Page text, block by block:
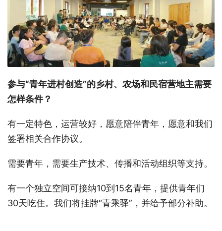
参与“青年进村创造”的乡村、农场和民宿营地主需要
怎样条件？
有一定特色，运营较好，愿意陪伴青年，愿意和我们
签署相关合作协议。
需要青年，需要生产技术、传播和活动组织等支持。
有一个独立空间可接纳10到15名青年，提供青年们
30天吃住。我们将挂牌“青乘驿”，并给予部分补助。